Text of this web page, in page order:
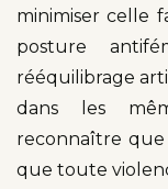
minimiser celle
posture
rééquilibrage
dans les
reconnaître que
que toute